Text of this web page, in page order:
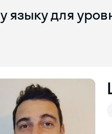
языку для